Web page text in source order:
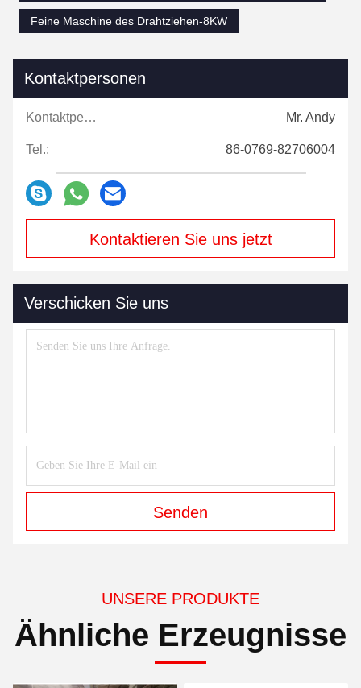
Feine Maschine des Drahtziehen-8KW
Kontaktpersonen
Kontaktpersonen: Mr. Andy
Tel.: 86-0769-82706004
Kontaktieren Sie uns jetzt
Verschicken Sie uns
Senden
UNSERE PRODUKTE
Ähnliche Erzeugnisse